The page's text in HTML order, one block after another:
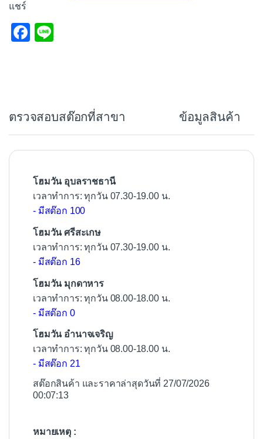
แชร์
F
o
o
ตรวจสอบสต๊อกที่สาขา ข้อมูลสินค้า
โฮมวัน อุบลราชธานี
เวลาทำการ: ทุกวัน 07.30-19.00 น.
- มีสต๊อก 100
โฮมวัน ศรีสะเกษ
เวลาทำการ: ทุกวัน 07.30-19.00 น.
- มีสต๊อก 16
โฮมวัน มุกดาหาร
เวลาทำการ: ทุกวัน 08.00-18.00 น.
- มีสต๊อก 0
โฮมวัน อำนาจเจริญ
เวลาทำการ: ทุกวัน 08.00-18.00 น.
- มีสต๊อก 21
สต๊อกสินค้า และราคาล่าสุดวันที่ 27/07/2026
00:07:13
หมายเหตุ :